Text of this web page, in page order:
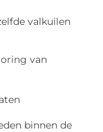
valkuilen
van
binnen de